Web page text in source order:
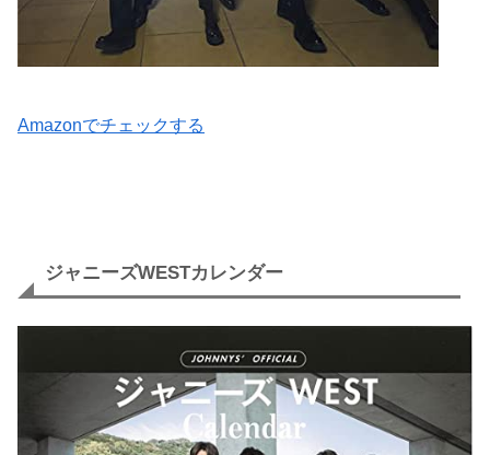
Amazonでチェックする
ジャニーズWESTカレンダー